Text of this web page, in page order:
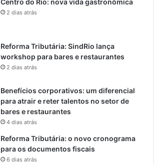
Centro do Rio: nova vida gastronômica
2 dias atrás
Reforma Tributária: SindRio lança
workshop para bares e restaurantes
2 dias atrás
Benefícios corporativos: um diferencial
para atrair e reter talentos no setor de
bares e restaurantes
4 dias atrás
Reforma Tributária: o novo cronograma
para os documentos fiscais
6 dias atrás